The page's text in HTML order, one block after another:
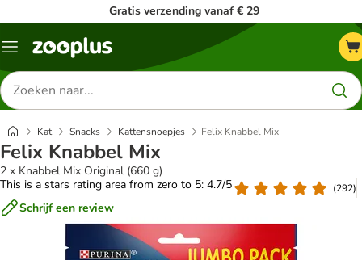
Gratis verzending vanaf € 29
Menu
Zoeken
naar
producten
Kat Snacks Kattensnoepjes Felix Knabbel Mix
Felix Knabbel Mix
2 x Knabbel Mix Original (660 g)
This is a stars rating area from zero to 5: 4.7/5
(292)
Schrijf een review